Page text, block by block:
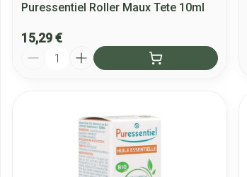
Puressentiel Roller Maux Tete 10ml
15,29 €
Quantité